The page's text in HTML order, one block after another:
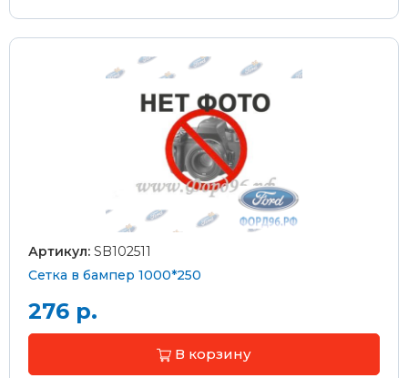
Артикул: SB102511
Сетка в бампер 1000*250
276 р.
В корзину